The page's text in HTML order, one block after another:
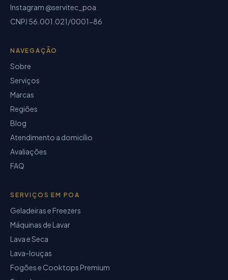
Instagram @servitec_poa
CNPJ 56.001.021/0001-86
NAVEGAÇÃO
Sobre
Serviços
Marcas
Regiões
Blog
Atendimento a domicílio
Avaliações
FAQ
SERVIÇOS EM POA
Geladeiras e Freezers
Máquinas de Lavar
Lava e Seca
Lava-louças
Fogões e Cooktops Premium